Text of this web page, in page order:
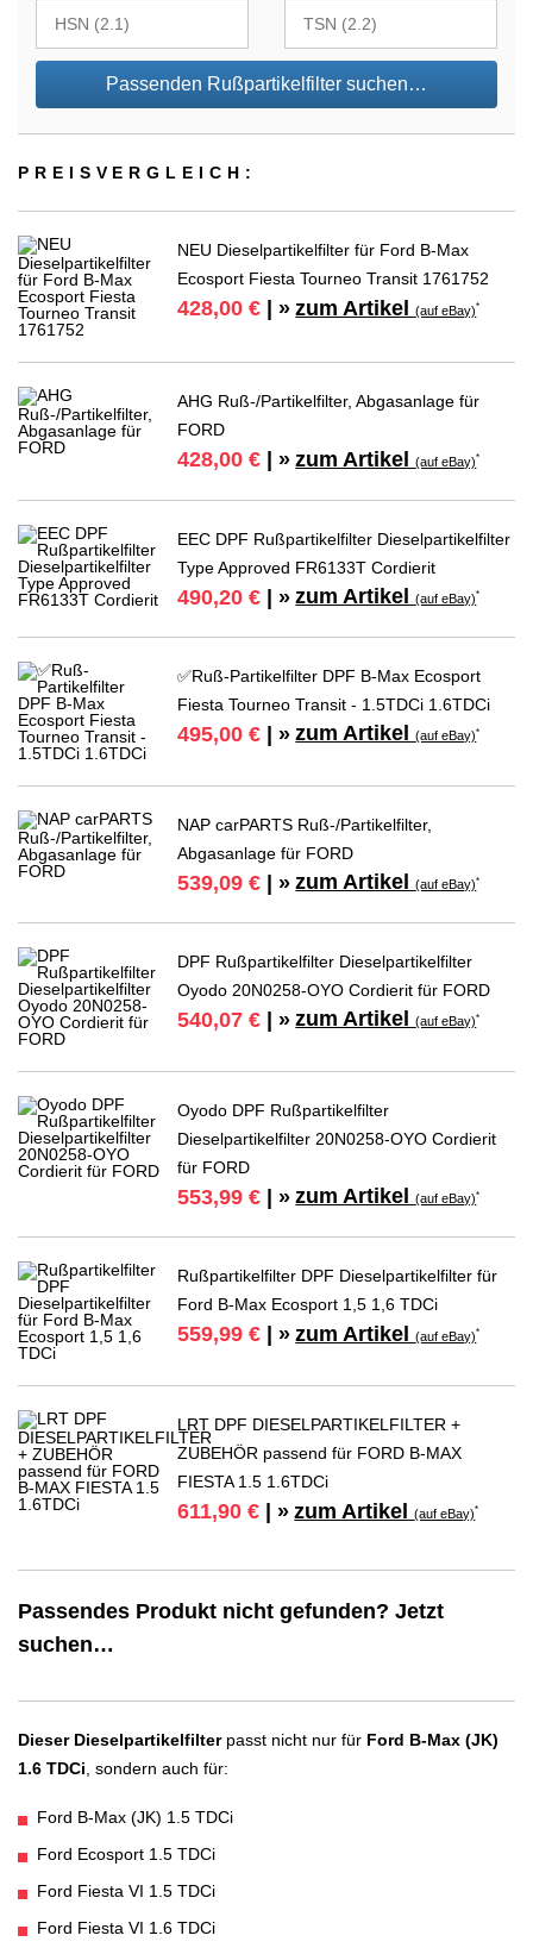
Passenden Rußpartikelfilter suchen…
PREIS­VER­GLEICH:
NEU Dieselpartikelfilter für Ford B-Max
Ecosport Fiesta Tourneo Transit 1761752
428,00 € | » zum Artikel(auf eBay)*
AHG Ruß-/Partikelfilter, Abgasanlage für
FORD
428,00 € | » zum Artikel(auf eBay)*
EEC DPF Rußpartikelfilter Dieselpartikelfilter
Type Approved FR6133T Cordierit
490,20 € | » zum Artikel(auf eBay)*
✅Ruß-Partikelfilter DPF B-Max Ecosport
Fiesta Tourneo Transit - 1.5TDCi 1.6TDCi
495,00 € | » zum Artikel(auf eBay)*
NAP carPARTS Ruß-/Partikelfilter,
Abgasanlage für FORD
539,09 € | » zum Artikel(auf eBay)*
DPF Rußpartikelfilter Dieselpartikelfilter
Oyodo 20N0258-OYO Cordierit für FORD
540,07 € | » zum Artikel(auf eBay)*
Oyodo DPF Rußpartikelfilter
Dieselpartikelfilter 20N0258-OYO Cordierit
für FORD
553,99 € | » zum Artikel(auf eBay)*
Rußpartikelfilter DPF Dieselpartikelfilter für
Ford B-Max Ecosport 1,5 1,6 TDCi
559,99 € | » zum Artikel(auf eBay)*
LRT DPF DIESELPARTIKELFILTER +
ZUBEHÖR passend für FORD B-MAX
FIESTA 1.5 1.6TDCi
611,90 € | » zum Artikel(auf eBay)*
Passendes Produkt nicht gefunden? Jetzt
suchen…
Dieser Dieselpartikelfilterpasst nicht nur für Ford B-Max (JK)
1.6 TDCi , sondern auch für:
Ford B-Max (JK) 1.5 TDCi
Ford Ecosport 1.5 TDCi
Ford Fiesta VI 1.5 TDCi
Ford Fiesta VI 1.6 TDCi